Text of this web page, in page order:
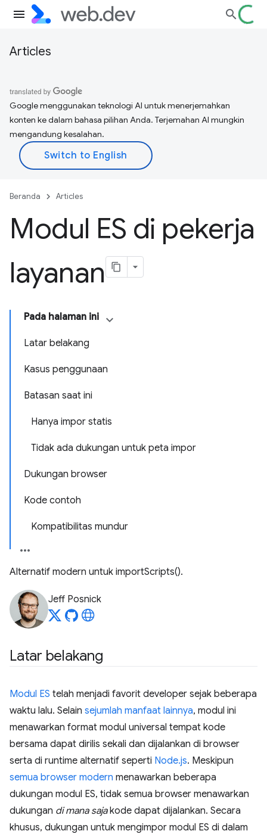
Articles
Google menggunakan teknologi AI untuk menerjemahkan
konten ke dalam bahasa pilihan Anda. Terjemahan AI mungkin
mengandung kesalahan.
Beranda Articles
Modul ES di pekerja
layanan
Pada halaman ini
Latar belakang
Kasus penggunaan
Batasan saat ini
Hanya impor statis
Tidak ada dukungan untuk peta impor
Dukungan browser
Kode contoh
Kompatibilitas mundur
Alternatif modern untuk importScripts().
Jeff Posnick
Latar belakang
Modul ES telah menjadi favorit developer sejak beberapa
waktu lalu. Selain sejumlah manfaat lainnya, modul ini
menawarkan format modul universal tempat kode
bersama dapat dirilis sekali dan dijalankan di browser
serta di runtime alternatif seperti Node.js. Meskipun
semua browser modern menawarkan beberapa
dukungan modul ES, tidak semua browser menawarkan
dukungan di mana sajakode dapat dijalankan. Secara
khusus, dukungan untuk mengimpor modul ES di dalam